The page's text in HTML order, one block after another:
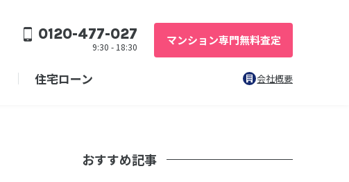
0120-477-027
9:30 - 18:30 マンション専門無料査定
住宅ローン 会社概要
おすすめ記事